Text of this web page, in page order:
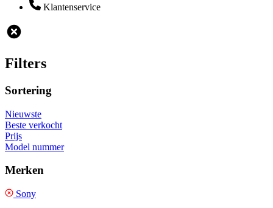
Klantenservice
Filters
Sortering
Nieuwste
Beste verkocht
Prijs
Model nummer
Merken
Sony